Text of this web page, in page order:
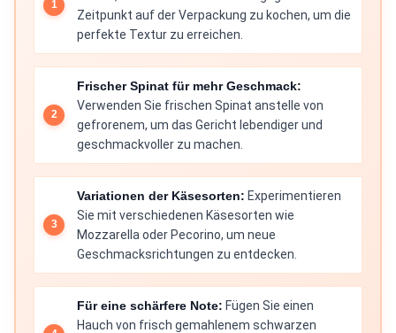
Zeitpunkt auf der Verpackung zu kochen, um die
perfekte Textur zu erreichen.
Frischer Spinat für mehr Geschmack:
Verwenden Sie frischen Spinat anstelle von
gefrorenem, um das Gericht lebendiger und
geschmackvoller zu machen.
Variationen der Käsesorten: Experimentieren
Sie mit verschiedenen Käsesorten wie
Mozzarella oder Pecorino, um neue
Geschmacksrichtungen zu entdecken.
Für eine schärfere Note: Fügen Sie einen
Hauch von frisch gemahlenem schwarzen